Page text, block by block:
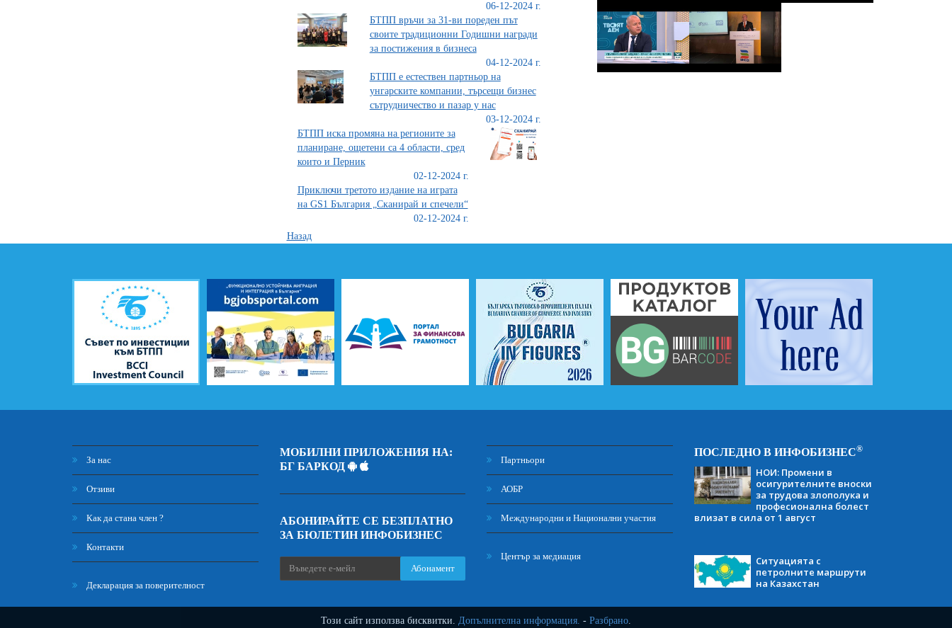
Този сайт използва бисквитки. Допълнителна информация. - Разбрано.
06-12-2024 г.
БТПП връчи за 31-ви пореден път
своите традиционни Годишни награди
за постижения в бизнеса
04-12-2024 г.
БТПП е естествен партньор на
унгарските компании, търсещи бизнес
сътрудничество и пазар у нас
03-12-2024 г.
БТПП иска промяна на регионите за
планиране, ощетени са 4 области, сред
които и Перник
02-12-2024 г.
Приключи третото издание на играта
на GS1 България „Сканирай и спечели“
02-12-2024 г.
Назад
За нас
Отзиви
Как да стана член ?
Контакти
Декларация за поверителност
МОБИЛНИ ПРИЛОЖЕНИЯ НА:
БГ БАРКОД
АБОНИРАЙТЕ СЕ БЕЗПЛАТНО
ЗА БЮЛЕТИН ИНФОБИЗНЕС
Абонамент
Партньори
АОБР
Международни и Национални участия
Център за медиация
ПОСЛЕДНО В ИНФОБИЗНЕС®
НОИ: Промени в
осигурителните вноски
за трудова злополука и
професионална болест
влизат в сила от 1 август
Ситуацията с
петролните маршрути
на Казахстан